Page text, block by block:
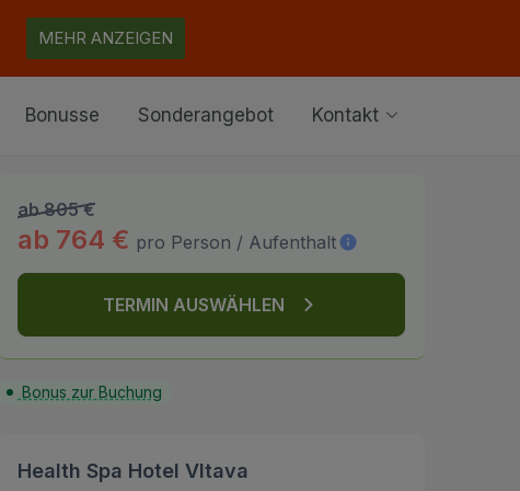
MEHR ANZEIGEN
Bonusse Sonderangebot Kontakt
ab 805 €
ab 764 € pro Person / Aufenthalt
TERMIN AUSWÄHLEN
Bonus zur Buchung
Health Spa Hotel Vltava